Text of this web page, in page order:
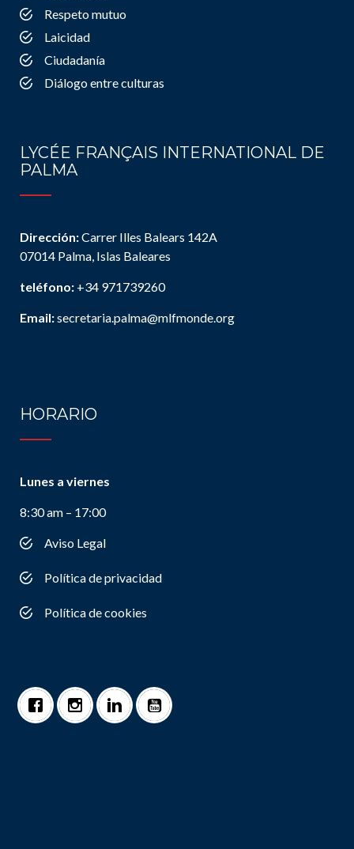
Respeto mutuo
Laicidad
Ciudadanía
Diálogo entre culturas
LYCÉE FRANÇAIS INTERNATIONAL DE
PALMA
Dirección:Carrer Illes Balears 142A
07014 Palma, Islas Baleares
teléfono: +34 971739260
Email:secretaria.palma@mlfmonde.org
HORARIO
Lunes a viernes
8:30 am – 17:00
Aviso Legal
Política de privacidad
Política de cookies